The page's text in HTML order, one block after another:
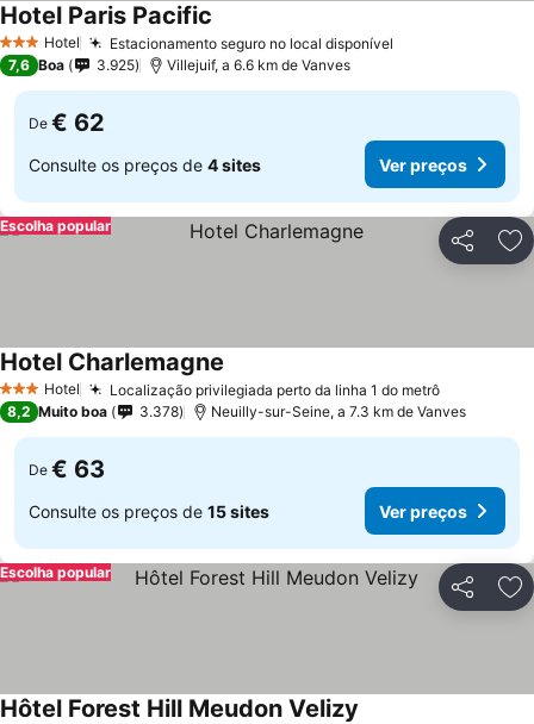
3 EstrelasHotel Estacionamento seguro no local disponível
Hotel Paris Pacific
7,6 Boa 3.925 Villejuif, a 6.6 km de Vanves
De € 62
Consulte os preços de 4 sites Ver preços
Partilhar
Escolha popular
3 EstrelasHotel Localização privilegiada perto da linha 1 do metrô
Hotel Charlemagne
8,2 Muito boa 3.378 Neuilly-sur-Seine, a 7.3 km de Vanves
De € 63
Consulte os preços de 15 sites Ver preços
Partilhar
Escolha popular
Hôtel Forest Hill Meudon Velizy